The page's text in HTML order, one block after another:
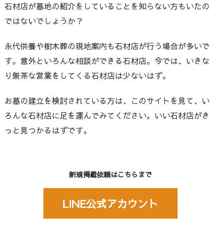
石材店が墓地の紹介をしていることを知らない方もいたの
ではないでしょうか？
永代供養や樹木葬の現地案内も石材店が行う場合が多いで
す。意外といろんな相談ができる石材店。今では、いきな
り無茶な営業をしてくる石材店は少ないはず。
お墓の建立を検討されている方は、このサイトを見て、い
ろんな石材店に足を運んでみてください。いい石材店がき
っと見つかるはずです。
新規掲載依頼はこちらまで
LINE公式アカウント